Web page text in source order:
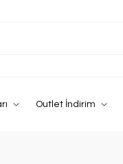
Outlet İndirim